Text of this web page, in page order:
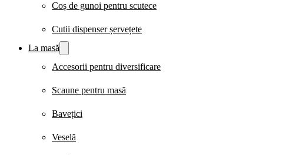
Coș de gunoi pentru scutece
Cutii dispenser șervețete
La masă
Accesorii pentru diversificare
Scaune pentru masă
Bavețici
Veselă